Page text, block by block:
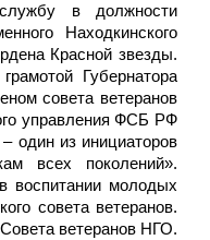
в должности
Находкинского
Красной звезды.
Губернатора
совета ветеранов
управления ФСБ РФ
один из инициаторов
всех поколений».
воспитании молодых
совета ветеранов.
ветеранов НГО.